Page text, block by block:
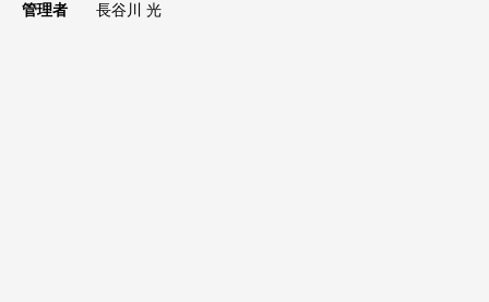
管理者
長谷川 光